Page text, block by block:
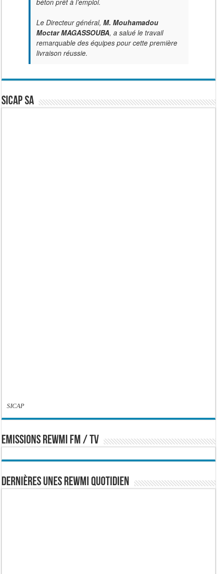
béton prêt à l’emploi.
Le Directeur général, M. Mouhamadou
Moctar MAGASSOUBA, a salué le travail
remarquable des équipes pour cette première
livraison réussie.
SICAP SA
SICAP
EMISSIONS REWMI FM / TV
Dernières Unes Rewmi Quotidien